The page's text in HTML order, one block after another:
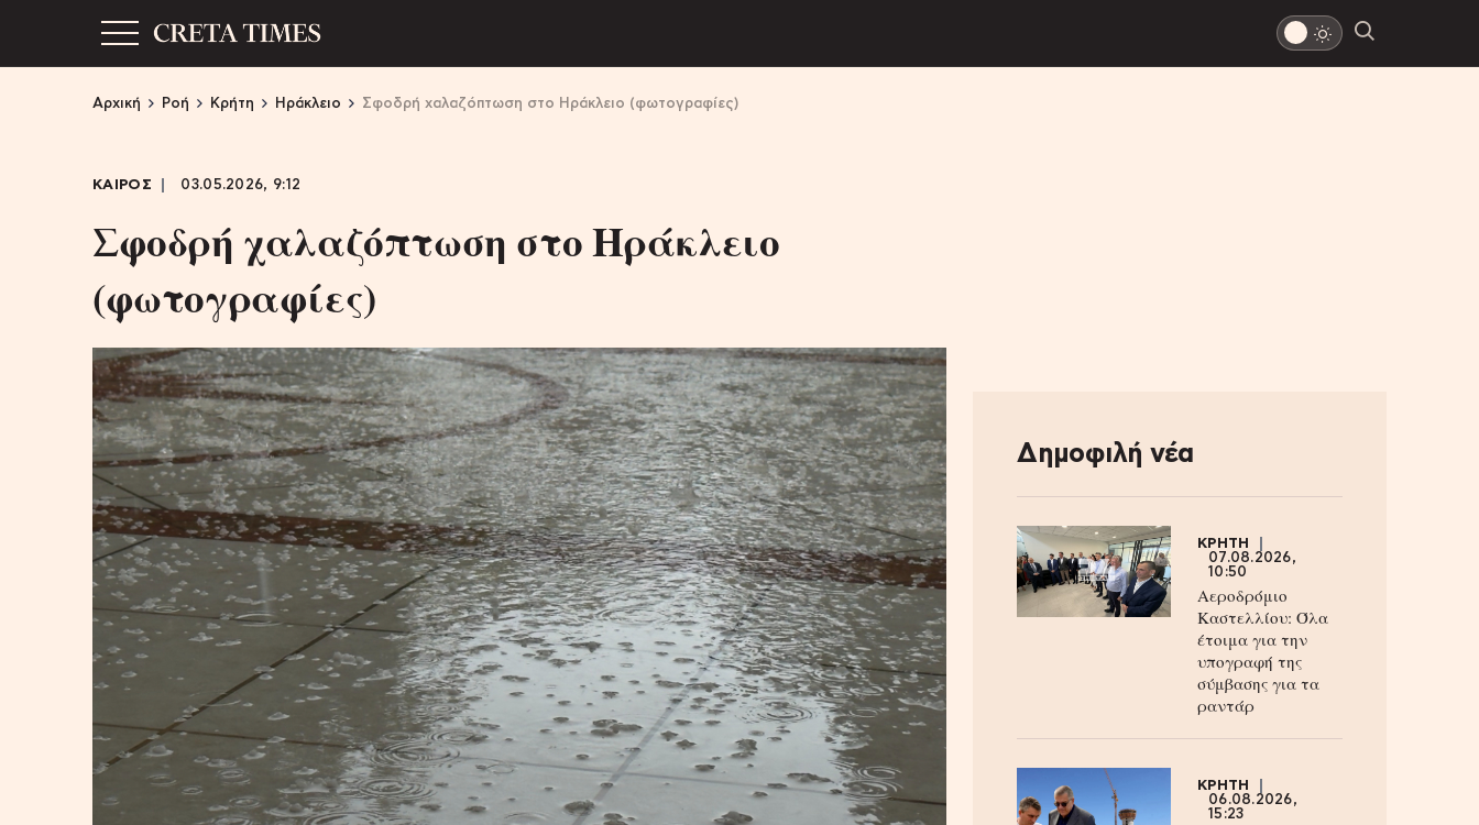
Αρχική Ροή Κρήτη Ηράκλειο Σφοδρή χαλαζόπτωση στο Ηράκλειο (φωτογραφίες)
ΚΑΙΡΟΣ 03.05.2026, 9:12
Σφοδρή χαλαζόπτωση στο Ηράκλειο
(φωτογραφίες)
Δημοφιλή νέα
ΚΡΗΤΗ
07.08.2026,
10:50
Αεροδρόμιο
Καστελλίου: Όλα
έτοιμα για την
υπογραφή της
σύμβασης για τα
ραντάρ
ΚΡΗΤΗ
06.08.2026,
15:23